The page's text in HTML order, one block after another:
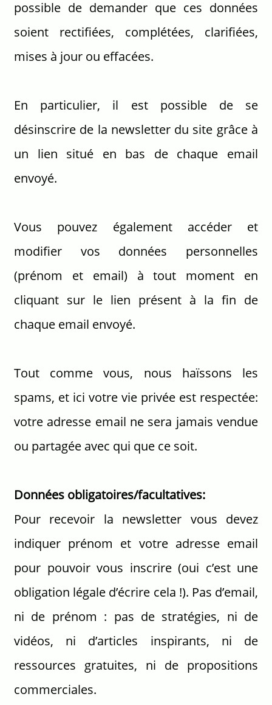
possible de demander que ces données
soient rectifiées, complétées, clarifiées,
mises à jour ou effacées.
En particulier, il est possible de se
désinscrire de la newsletter du site grâce à
un lien situé en bas de chaque email
envoyé.
Vous pouvez également accéder et
modifier vos données personnelles
(prénom et email) à tout moment en
cliquant sur le lien présent à la fin de
chaque email envoyé.
Tout comme vous, nous haïssons les
spams, et ici votre vie privée est respectée:
votre adresse email ne sera jamais vendue
ou partagée avec qui que ce soit.
Données obligatoires/facultatives:
Pour recevoir la newsletter vous devez
indiquer prénom et votre adresse email
pour pouvoir vous inscrire (oui c’est une
obligation légale d’écrire cela !). Pas d’email,
ni de prénom : pas de stratégies, ni de
vidéos, ni d’articles inspirants, ni de
ressources gratuites, ni de propositions
commerciales.